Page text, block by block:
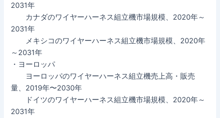
2031年
カナダのワイヤーハーネス組立機市場規模、2020年～
2031年
メキシコのワイヤーハーネス組立機市場規模、2020年
～2031年
・ヨーロッパ
ヨーロッパのワイヤーハーネス組立機売上高・販売
量、2019年〜2030年
ドイツのワイヤーハーネス組立機市場規模、2020年～
2031年